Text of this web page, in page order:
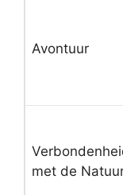
Avontuur
met de